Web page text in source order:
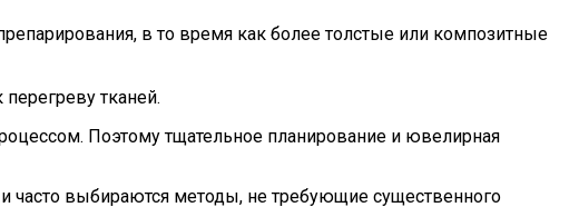
в то время как более толстые или композитные
тканей.
Поэтому тщательное планирование и ювелирная
часто выбираются методы, не требующие существенного